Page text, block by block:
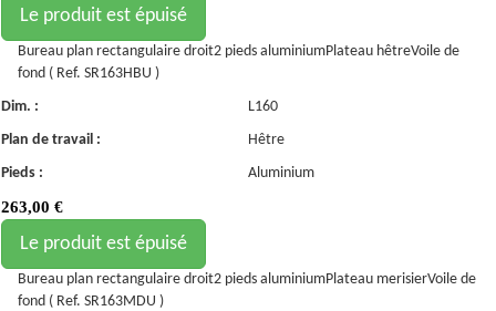
Le produit est épuisé
Bureau plan rectangulaire droit2 pieds aluminiumPlateau hêtreVoile de
fond ( Ref. SR163HBU )
Dim. :
L160
Plan de travail :
Hêtre
Pieds :
Aluminium
263,00 €
Le produit est épuisé
Bureau plan rectangulaire droit2 pieds aluminiumPlateau merisierVoile de
fond ( Ref. SR163MDU )